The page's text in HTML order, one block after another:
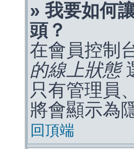
» 我要如何
頭？
在會員控制
的線上狀態
只有管理員
將會顯示為
回頂端